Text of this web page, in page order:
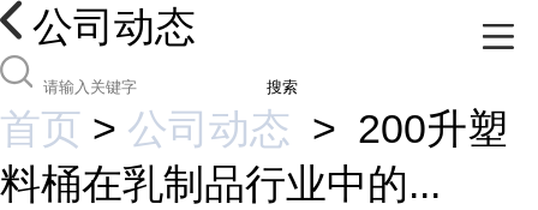
公司动态
搜索
首页 > 公司动态 > 200升塑
料桶在乳制品行业中的...